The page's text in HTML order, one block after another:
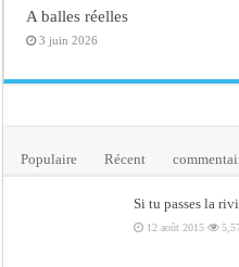
A balles réelles
3 juin 2026
Populaire Récent
Si tu passes la
12 août 2015